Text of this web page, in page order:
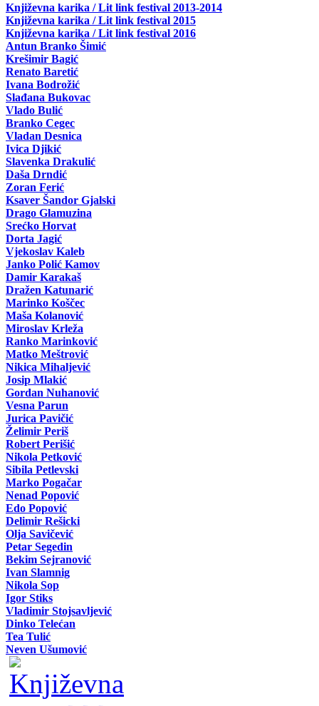
Književna karika / Lit link festival 2013-2014
Književna karika / Lit link festival 2015
Književna karika / Lit link festival 2016
Antun Branko Šimić
Krešimir Bagić
Renato Baretić
Ivana Bodrožić
Slađana Bukovac
Vlado Bulić
Branko Cegec
Vladan Desnica
Ivica Djikić
Slavenka Drakulić
Daša Drndić
Zoran Ferić
Ksaver Šandor Gjalski
Drago Glamuzina
Srećko Horvat
Dorta Jagić
Vjekoslav Kaleb
Janko Polić Kamov
Damir Karakaš
Dražen Katunarić
Marinko Koščec
Maša Kolanović
Miroslav Krleža
Ranko Marinković
Matko Meštrović
Nikica Mihaljević
Josip Mlakić
Gordan Nuhanović
Vesna Parun
Jurica Pavičić
Želimir Periš
Robert Perišić
Nikola Petković
Sibila Petlevski
Marko Pogačar
Nenad Popović
Edo Popović
Delimir Rešicki
Olja Savičević
Petar Segedin
Bekim Sejranović
Ivan Slamnig
Nikola Sop
Igor Stiks
Vladimir Stojsavljević
Dinko Telećan
Tea Tulić
Neven Ušumović